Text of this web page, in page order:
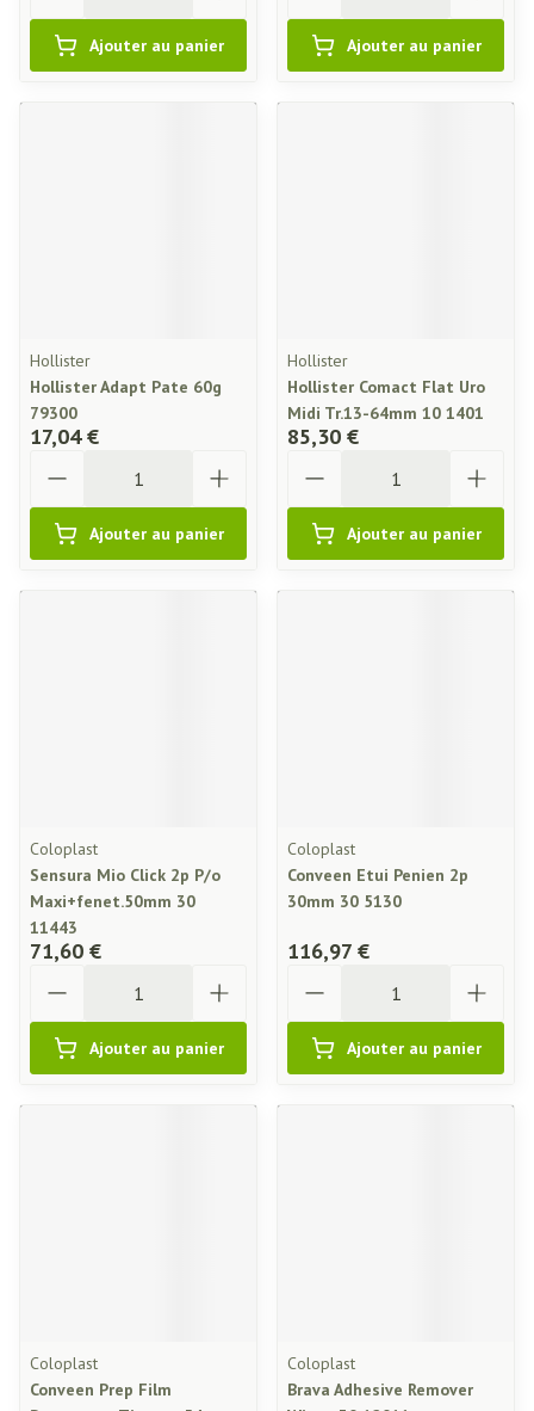
Ajouter au panier Ajouter au panier
Hollister
Hollister Adapt Pate 60g
79300
17,04 €
Ajouter au panier
Hollister
Hollister Comact Flat Uro
Midi Tr.13-64mm 10 1401
85,30 €
Ajouter au panier
Coloplast
Sensura Mio Click 2p P/o
Maxi+fenet.50mm 30
11443
71,60 €
Ajouter au panier
Coloplast
Conveen Etui Penien 2p
30mm 30 5130
116,97 €
Ajouter au panier
Coloplast
Conveen Prep Film
Coloplast
Brava Adhesive Remover